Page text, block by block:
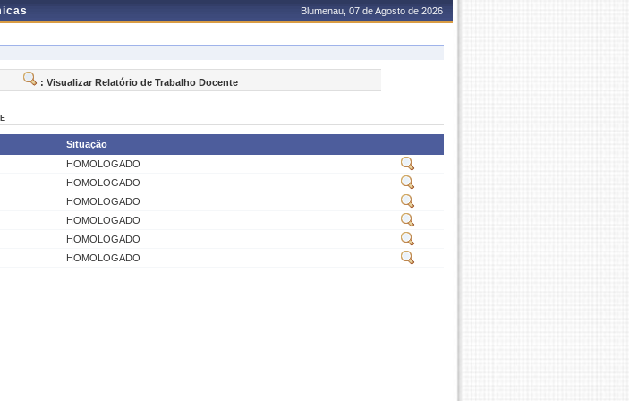
Blumenau, 07 de Agosto de 2026
: Visualizar Relatório de Trabalho Docente
Situação
HOMOLOGADO
HOMOLOGADO
HOMOLOGADO
HOMOLOGADO
HOMOLOGADO
HOMOLOGADO